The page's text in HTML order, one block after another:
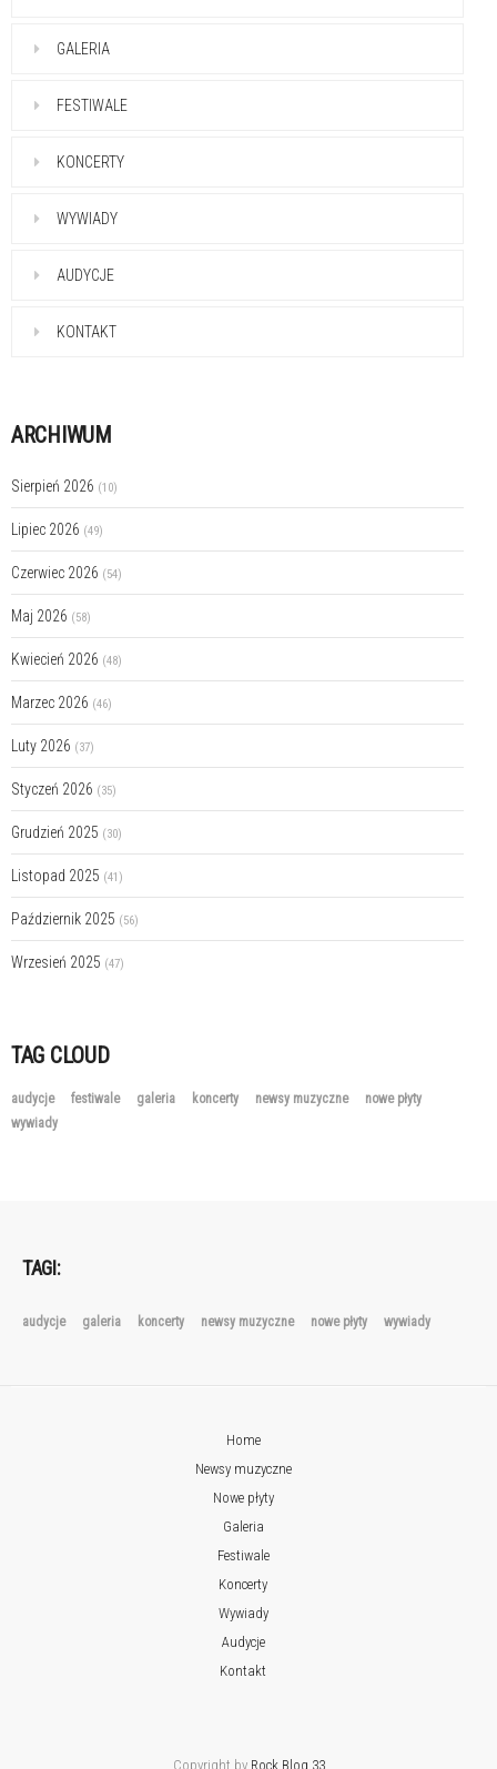
GALERIA
FESTIWALE
KONCERTY
WYWIADY
AUDYCJE
KONTAKT
ARCHIWUM
Sierpień 2026 (10)
Lipiec 2026 (49)
Czerwiec 2026 (54)
Maj 2026 (58)
Kwiecień 2026 (48)
Marzec 2026 (46)
Luty 2026 (37)
Styczeń 2026 (35)
Grudzień 2025 (30)
Listopad 2025 (41)
Październik 2025 (56)
Wrzesień 2025 (47)
TAG CLOUD
audycje festiwale galeria koncerty newsy muzyczne
nowe płyty
wywiady
TAGI:
audycje galeria koncerty newsy muzyczne nowe płyty wywiady
Home
Newsy muzyczne
Nowe płyty
Galeria
Festiwale
Koncerty
Wywiady
Audycje
Kontakt
Copyright by Rock Blog 33